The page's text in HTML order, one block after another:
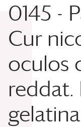
0145 -
Cur
oculos
reddat.